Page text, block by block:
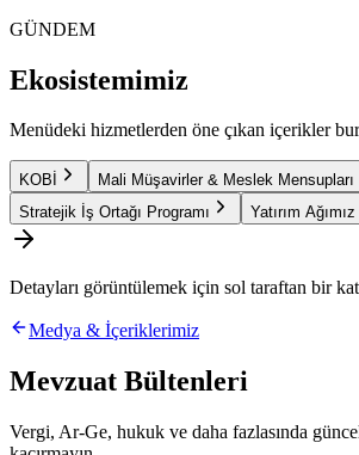
GÜNDEM
Ekosistemimiz
Menüdeki hizmetlerden öne çıkan içerikler
KOBİ
Mali Müşavirler & Meslek Mensupları
Stratejik İş Ortağı Programı
Yatırım
Detayları görüntülemek için sol taraftan bir
Medya & İçeriklerimiz
Mevzuat Bültenleri
Vergi, Ar-Ge, hukuk ve daha fazlasında